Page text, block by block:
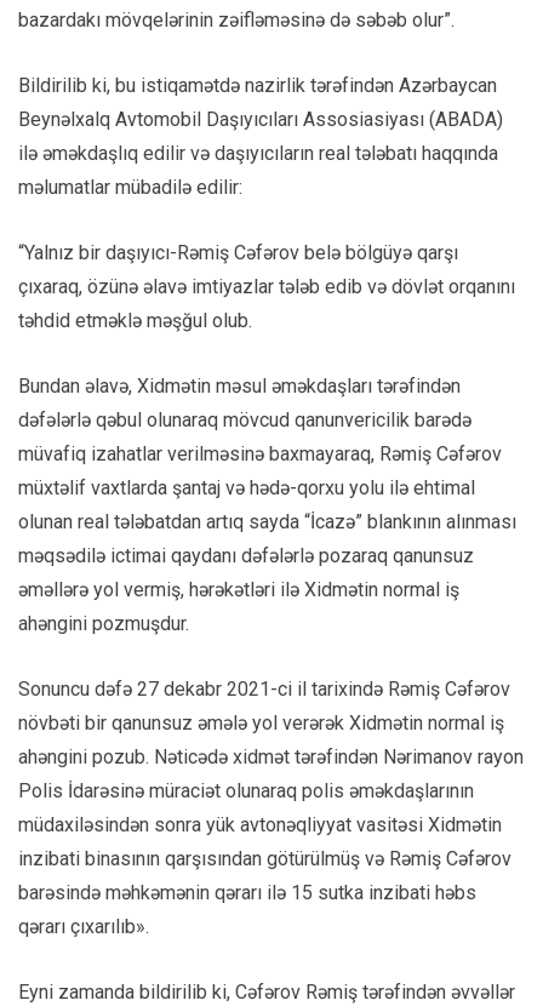
bazardakı mövqelərinin zəifləməsinə də səbəb olur”.
Bildirilib ki, bu istiqamətdə nazirlik tərəfindən Azərbaycan
Beynəlxalq Avtomobil Daşıyıcıları Assosiasiyası (ABADA)
ilə əməkdaşlıq edilir və daşıyıcıların real tələbatı haqqında
məlumatlar mübadilə edilir:
“Yalnız bir daşıyıcı-Rəmiş Cəfərov belə bölgüyə qarşı
çıxaraq, özünə əlavə imtiyazlar tələb edib və dövlət orqanını
təhdid etməklə məşğul olub.
Bundan əlavə, Xidmətin məsul əməkdaşları tərəfindən
dəfələrlə qəbul olunaraq mövcud qanunvericilik barədə
müvafiq izahatlar verilməsinə baxmayaraq, Rəmiş Cəfərov
müxtəlif vaxtlarda şantaj və hədə-qorxu yolu ilə ehtimal
olunan real tələbatdan artıq sayda “İcazə” blankının alınması
məqsədilə ictimai qaydanı dəfələrlə pozaraq qanunsuz
əməllərə yol vermiş, hərəkətləri ilə Xidmətin normal iş
ahəngini pozmuşdur.
Sonuncu dəfə 27 dekabr 2021-ci il tarixində Rəmiş Cəfərov
növbəti bir qanunsuz əmələ yol verərək Xidmətin normal iş
ahəngini pozub. Nəticədə xidmət tərəfindən Nərimanov rayon
Polis İdarəsinə müraciət olunaraq polis əməkdaşlarının
müdaxiləsindən sonra yük avtonəqliyyat vasitəsi Xidmətin
inzibati binasının qarşısından götürülmüş və Rəmiş Cəfərov
barəsində məhkəmənin qərarı ilə 15 sutka inzibati həbs
qərarı çıxarılıb».
Eyni zamanda bildirilib ki, Cəfərov Rəmiş tərəfindən əvvəllər